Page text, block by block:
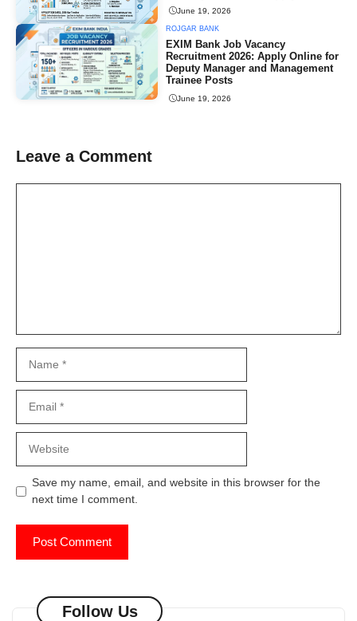
June 19, 2026
ROJGAR BANK
EXIM Bank Job Vacancy
Recruitment 2026: Apply Online for
Deputy Manager and Management
Trainee Posts
June 19, 2026
Leave a Comment
Save my name, email, and website in this browser for the
next time I comment.
Follow Us